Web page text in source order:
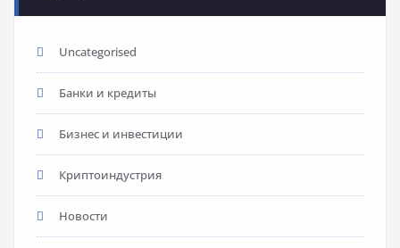
Uncategorised
Банки и кредиты
Бизнес и инвестиции
Криптоиндустрия
Новости